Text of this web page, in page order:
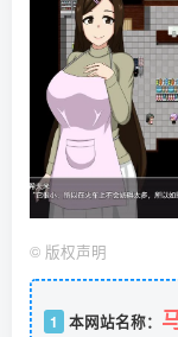
© 版权声明
1 本网站名称：